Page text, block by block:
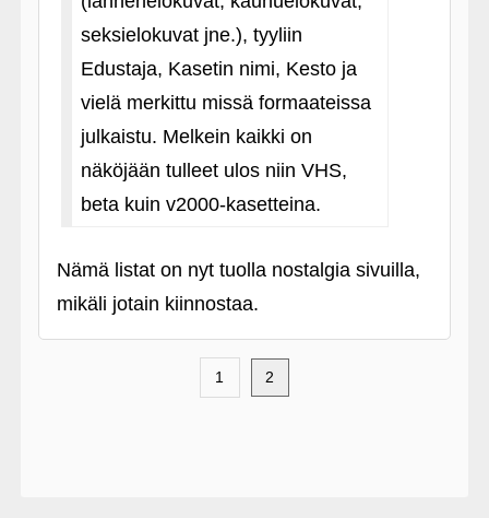
seksielokuvat jne.), tyyliin
Edustaja, Kasetin nimi, Kesto ja
vielä merkittu missä formaateissa
julkaistu. Melkein kaikki on
näköjään tulleet ulos niin VHS,
beta kuin v2000-kasetteina.
Nämä listat on nyt tuolla nostalgia sivuilla,
mikäli jotain kiinnostaa.
1 2